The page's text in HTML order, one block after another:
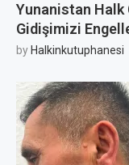
Yunanistan Halk
Gidişimizi
by Halkinkutuphanesi